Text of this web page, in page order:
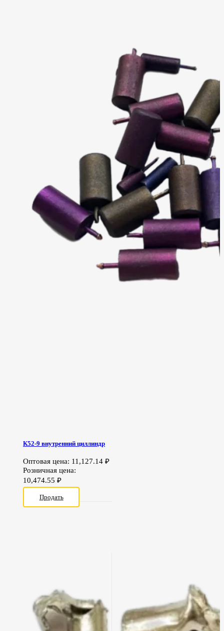
К52-9 внутренний циллиндр
Оптовая цена: 11,127.14₽
Розничная цена:
10,474.55₽
Продать